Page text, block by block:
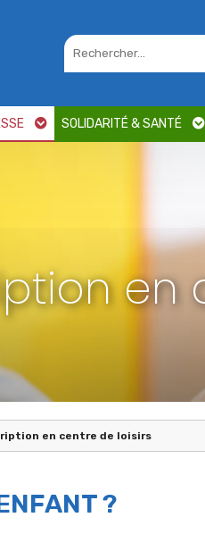
SOLIDARITÉ & SANTÉ
en centre de loisirs
?